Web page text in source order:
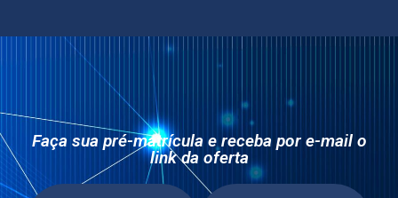
Faça sua pré-matrícula e receba por e-mail o
link da oferta